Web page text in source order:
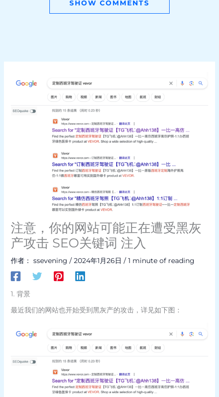
SHOW COMMENTS
注意，你的网站可能正在遭受黑灰
产攻击 SEO关键词 注入
作者： ssevening / 2024年1月26日 / 1 minute of reading
1. 背景
最近我们的网站也开始受到黑灰产的攻击，详见如下图：